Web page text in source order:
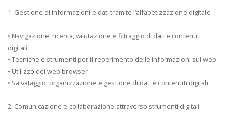
1. Gestione di informazioni e dati tramite l’alfabetizzazione digitale
• Navigazione, ricerca, valutazione e filtraggio di dati e contenuti
digitali
• Tecniche e strumenti per il reperimento delle informazioni sul web
• Utilizzo dei web browser
• Salvataggio, organizzazione e gestione di dati e contenuti digitali
2. Comunicazione e collaborazione attraverso strumenti digitali